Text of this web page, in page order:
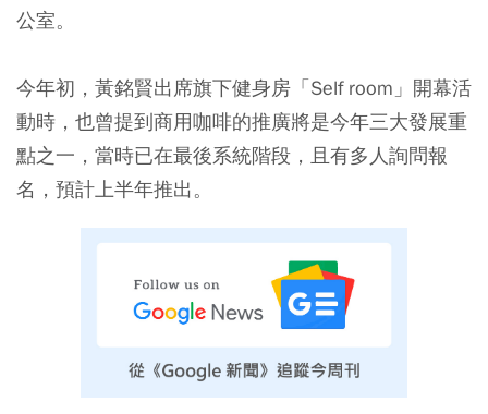
公室。
今年初，黃銘賢出席旗下健身房「Self room」開幕活
動時，也曾提到商用咖啡的推廣將是今年三大發展重
點之一，當時已在最後系統階段，且有多人詢問報
名，預計上半年推出。